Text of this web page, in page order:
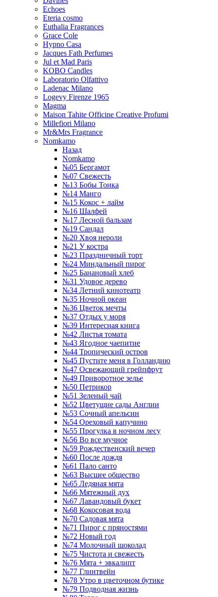
Echoes
Eteria cosmo
Euthalia Fragrances
Grace Cole
Hypno Casa
Jacques Fath Perfumes
Jul et Mad Paris
KOBO Candles
Laboratorio Olfattivo
Ladenac Milano
Logevy Firenze 1965
Magma
Maison Tahite Officine Creative Profumi
Millefiori Milano
Mr&Mrs Fragrance
Nomkamo
Назад
Nomkamo
№05 Бергамот
№07 Свежесть
№13 Бобы Тонка
№14 Манго
№15 Кокос + лайм
№16 Шалфей
№17 Лесной бальзам
№19 Сандал
№20 Хвоя нероли
№21 У костра
№23 Праздничный торт
№24 Миндальный пирог
№25 Банановый хлеб
№31 Удовое дерево
№34 Летний кинотеатр
№35 Ночной океан
№36 Цветок мечты
№37 Отдых у моря
№39 Интересная книга
№42 Листья томата
№43 Ягодное чаепитие
№44 Тропический остров
№45 Пустите меня в Голландию
№47 Освежающий грейпфрут
№49 Приворотное зелье
№50 Петрикор
№51 Зеленый чай
№52 Цветущие сады Англии
№53 Сочный апельсин
№54 Ореховый капучино
№55 Прогулка в ночном лесу
№56 Во все мучное
№59 Рождественский вечер
№60 После дождя
№61 Пало санто
№63 Высшее общество
№65 Ледяная мята
№66 Мятежный дух
№67 Лавандовый букет
№68 Кокосовая вода
№70 Садовая мята
№71 Пирог с пряностями
№72 Новый год
№74 Молочный шоколад
№75 Чистота и свежесть
№76 Мята + эвкалипт
№77 Глинтвейн
№78 Утро в цветочном бутике
№79 Подводная жизнь